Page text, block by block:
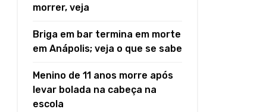
morrer, veja
Briga em bar termina em morte
em Anápolis; veja o que se sabe
Menino de 11 anos morre após
levar bolada na cabeça na
escola